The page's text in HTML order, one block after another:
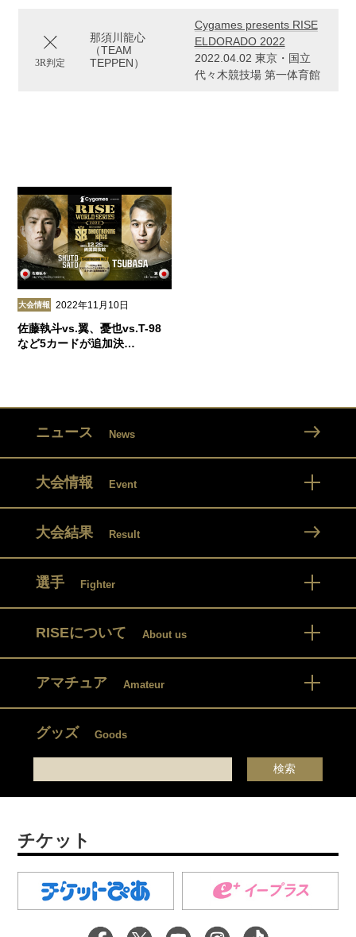
3R判定
那須川龍心
（TEAM
TEPPEN）
Cygames presents RISE
ELDORADO 2022
2022.04.02 東京・国立
代々木競技場 第一体育館
大会情報 2022年11月10日
佐藤執斗vs.翼、憂也vs.T-98
など5カードが追加決…
ニュース News
大会情報 Event
大会結果 Result
選手 Fighter
RISEについて About us
アマチュア Amateur
グッズ Goods
チケット